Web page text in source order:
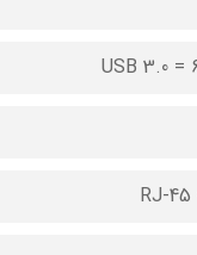
USB 3.0 =
RJ-45